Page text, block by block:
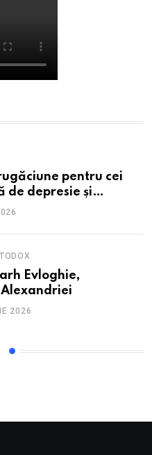
pentru cei
de depresie și
Evloghie,
2026